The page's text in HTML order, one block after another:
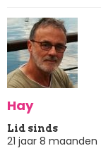
Hay
Lid sinds
21 jaar 8 maanden